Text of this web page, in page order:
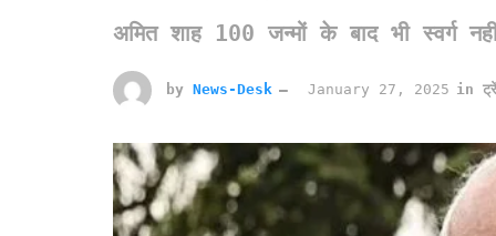
अमित शाह 100 जन्मों के बाद भी स्वर्ग
by News-Desk January 27, 2025 in